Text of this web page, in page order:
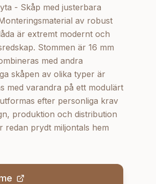
- Skåp med justerbara
av robust
är extremt modernt och
Stommen är 16 mm
med andra
skåpen av olika typer är
med varandra på ett modulärt
efter personliga krav
produktion och distribution
redan prydt miljontals hem